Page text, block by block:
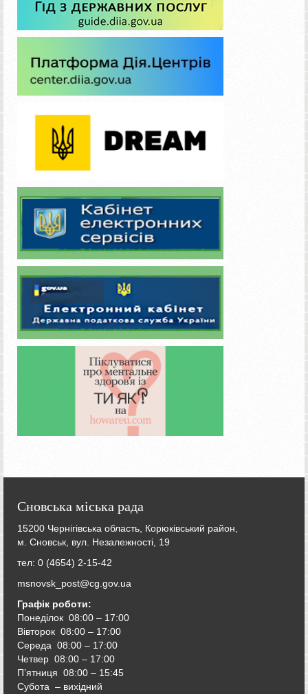
Сновська міська рада
15200 Чернігівська область, Корюківський район,
м. Сновськ, вул. Незалежності, 19
тел: 0 (4654) 2-15-42
msnovsk_post@cg.gov.ua
Графік роботи:
Понеділок 08:00 – 17:00
Вівторок 08:00 – 17:00
Середа 08:00 – 17:00
Четвер 08:00 – 17:00
П’ятниця 08:00 – 15:45
Субота – вихідний